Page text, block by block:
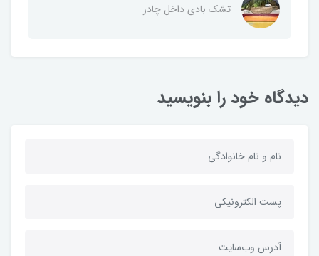
تشک بادی داخل چادر
دیدگاه خود را بنویسید